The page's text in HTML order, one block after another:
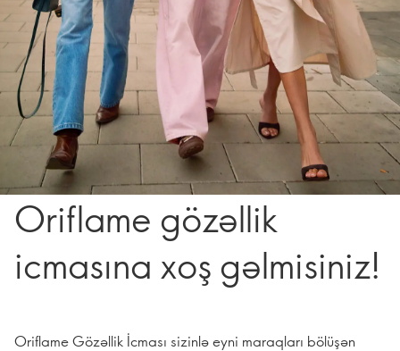
Oriflame gözəllik
icmasına xoş gəlmisiniz!
Oriflame Gözəllik İcması sizinlə eyni maraqları bölüşən